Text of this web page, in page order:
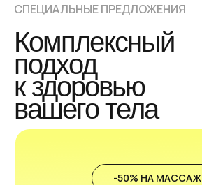
СПЕЦИАЛЬНЫЕ ПРЕДЛОЖЕНИЯ
Комплексный
подход
к здоровью
вашего тела
-50% НА МАССАЖ